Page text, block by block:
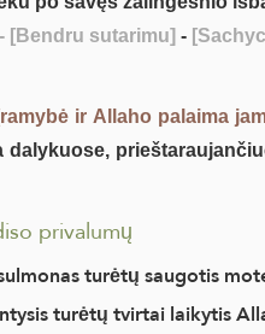
- [Bendru sutarimu] -
ir Allaho palaima
dalykuose,
privalumų
turėtų saugotis
turėtų tvirtai laikytis